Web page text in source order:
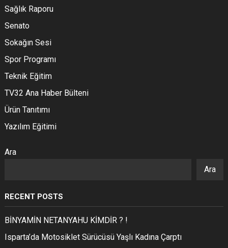
Sağlık Raporu
Senato
Sokağın Sesi
Spor Programı
Teknik Eğitim
TV32 Ana Haber Bülteni
Ürün Tanıtımı
Yazılım Eğitimi
Ara
Ara
RECENT POSTS
BİNYAMİN NETANYAHU KİMDİR ? !
Isparta’da Motosiklet Sürücüsü Yaşlı Kadına Çarptı